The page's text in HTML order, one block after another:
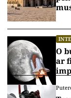
O
ar